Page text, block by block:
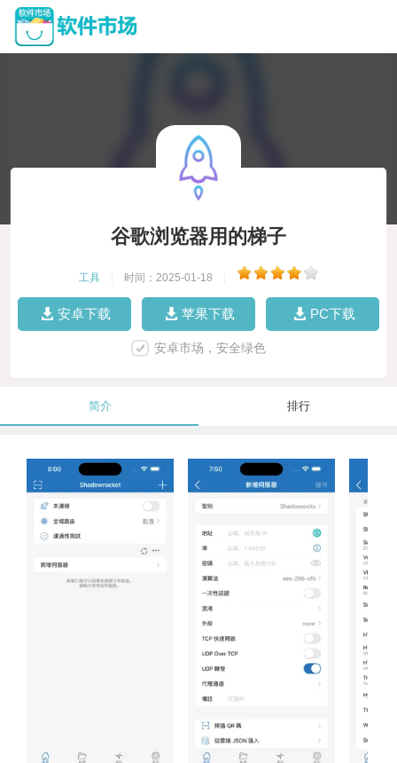
谷歌浏览器用的梯子
工具 时间：2025-01-18
安卓下载 苹果下载 PC下载
安卓市场，安全绿色
简介 排行